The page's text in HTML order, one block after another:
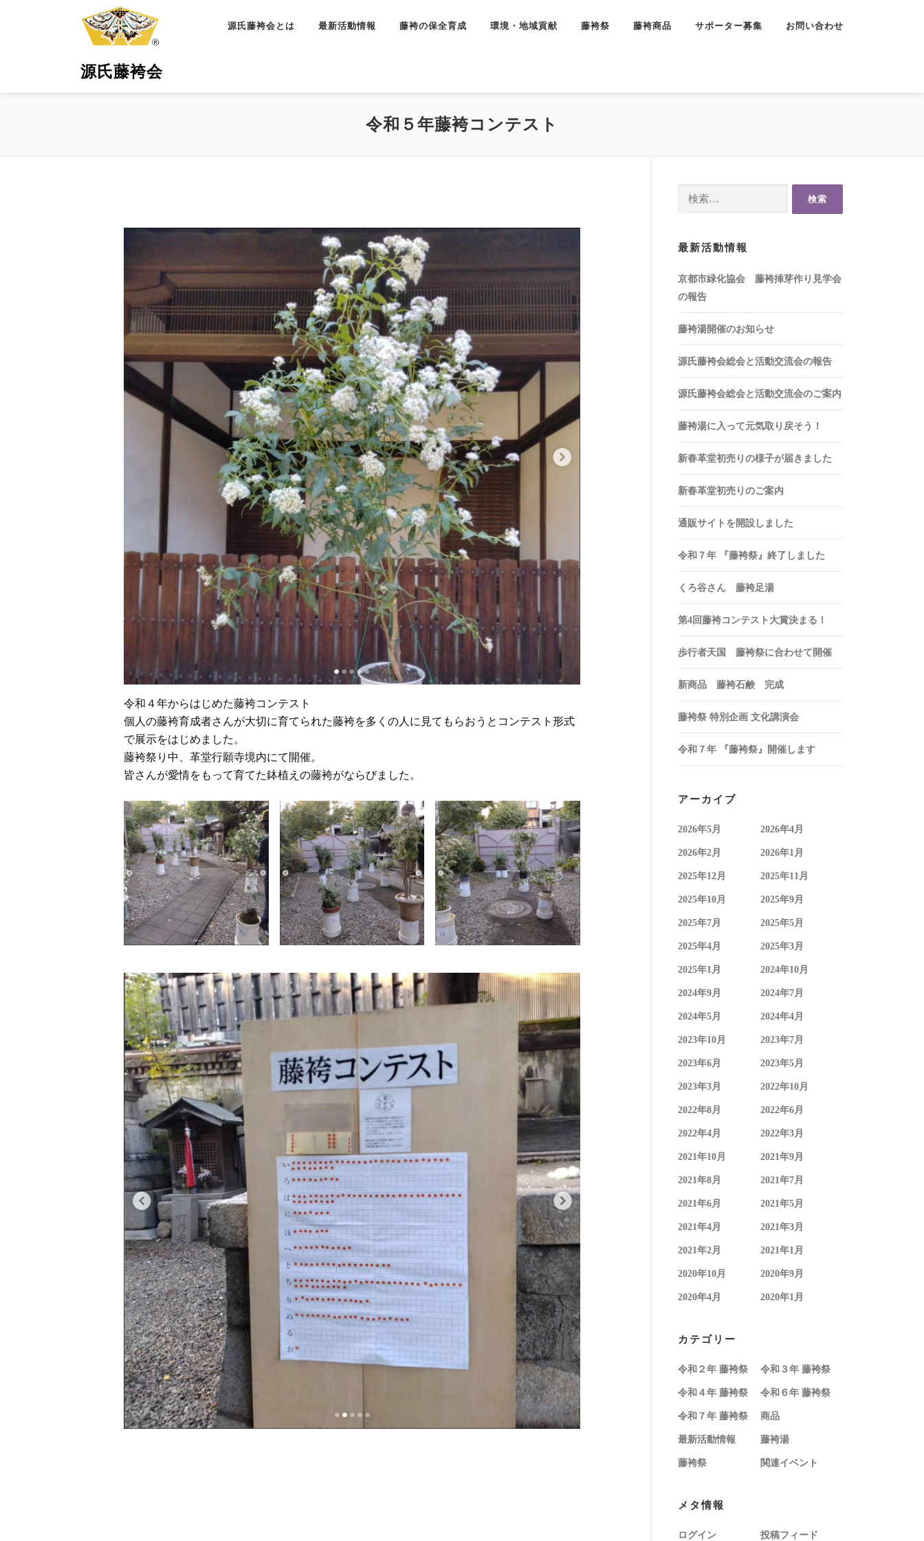
源氏藤袴会
源氏藤袴会とは 最新活動情報 藤袴の保全育成 環境・地域貢献 藤袴祭 藤袴商品 サポーター募集 お問い合わせ
令和５年藤袴コンテスト
令和４年からはじめた藤袴コンテスト
個人の藤袴育成者さんが大切に育てられた藤袴を多くの人に見てもらおうとコンテスト形式
で展示をはじめました。
藤袴祭り中、革堂行願寺境内にて開催。
皆さんが愛情をもって育てた鉢植えの藤袴がならびました。
最新活動情報
京都市緑化協会 藤袴挿芽作り見学会
の報告
藤袴湯開催のお知らせ
源氏藤袴会総会と活動交流会の報告
源氏藤袴会総会と活動交流会のご案内
藤袴湯に入って元気取り戻そう！
新春革堂初売りの様子が届きました
新春革堂初売りのご案内
通販サイトを開設しました
令和７年 『藤袴祭』終了しました
くろ谷さん 藤袴足湯
第4回藤袴コンテスト大賞決まる！
歩行者天国 藤袴祭に合わせて開催
新商品 藤袴石鹸 完成
藤袴祭 特別企画 文化講演会
令和７年 『藤袴祭』開催します
アーカイブ
2026年5月 2026年4月
2026年2月 2026年1月
2025年12月 2025年11月
2025年10月 2025年9月
2025年7月 2025年5月
2025年4月 2025年3月
2025年1月 2024年10月
2024年9月 2024年7月
2024年5月 2024年4月
2023年10月 2023年7月
2023年6月 2023年5月
2023年3月 2022年10月
2022年8月 2022年6月
2022年4月 2022年3月
2021年10月 2021年9月
2021年8月 2021年7月
2021年6月 2021年5月
2021年4月 2021年3月
2021年2月 2021年1月
2020年10月 2020年9月
2020年4月 2020年1月
カテゴリー
令和２年 藤袴祭 令和３年 藤袴祭
令和４年 藤袴祭 令和６年 藤袴祭
令和７年 藤袴祭 商品
最新活動情報 藤袴湯
藤袴祭 関連イベント
メタ情報
ログイン 投稿フィード